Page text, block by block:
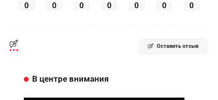
0 0 0 0 0 0 0
Оставить отзыв
В центре внимания